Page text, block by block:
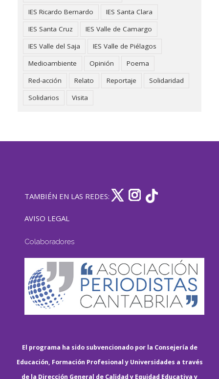
IES Ricardo Bernardo
IES Santa Clara
IES Santa Cruz
IES Valle de Camargo
IES Valle del Saja
IES Valle de Piélagos
Medioambiente
Opinión
Poema
Red-acción
Relato Reportaje
Solidaridad
Solidarios
Visita
TAMBIÉN EN LAS REDES:
AVISO LEGAL
Colaboradores
El programa ha sido subvencionado por la Consejería de
Educación, Formación Profesional y Universidades a través
de la Dirección General de Calidad y Equidad Educativa y